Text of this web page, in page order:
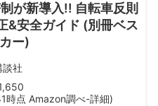
が新導入!! 自転車反則
&安全ガイド (別冊ベス
カー)
談社
点 Amazon調べ-詳細)